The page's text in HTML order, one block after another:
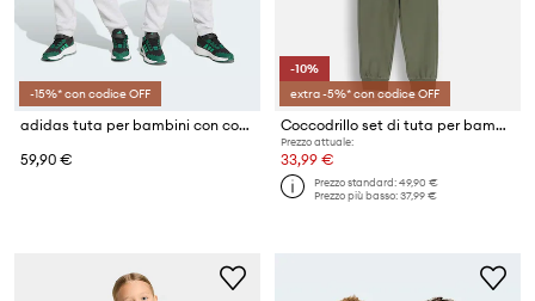
-15%* con codice OFF
adidas tuta per bambini con cotone MINECRAFT
59,90 €
-10%
extra -5%* con codice OFF
Coccodrillo set di tuta per bambini in cotone
Prezzo attuale:
33,99 €
Prezzo standard:49,90 €
Prezzo più basso:37,99 €